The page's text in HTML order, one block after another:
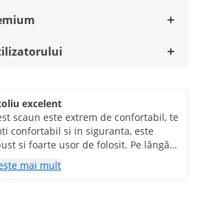
excelent
scaun este extrem de confortabil, te
confortabil si in siguranta, este
si foarte usor de folosit. Pe lângă
aspectele sale practice, este ultra
bifează toate căsuțele dorite
mai mult